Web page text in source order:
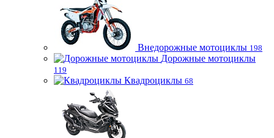
Внедорожные мотоциклы 198
Дорожные мотоциклы
119
Квадроциклы 68